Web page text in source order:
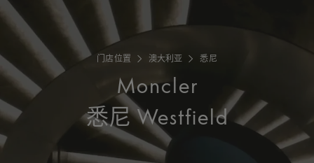
门店位置 澳大利亚 悉尼
Moncler
悉尼 Westfield